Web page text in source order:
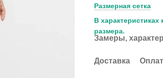
Размерная сетка
В
размера.
Замеры,
Доставка